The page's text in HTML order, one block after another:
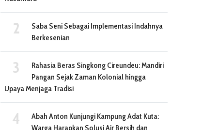
Saba Seni Sebagai Implementasi Indahnya
Berkesenian
Rahasia Beras Singkong Cireundeu: Mandiri
Pangan Sejak Zaman Kolonial hingga
Upaya Menjaga Tradisi
Abah Anton Kunjungi Kampung Adat Kuta:
Warga Harapkan Solusi Air Bersih dan